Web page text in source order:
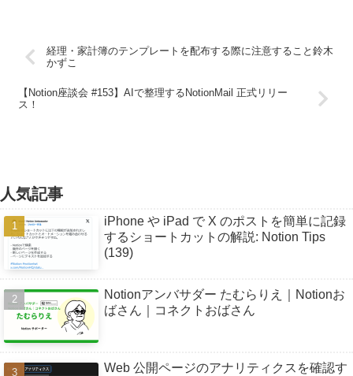
経理・家計簿のテンプレートを配布する際に注意すること鈴木
かずこ
【Notion座談会 #153】AIで整理するNotionMail 正式リリー
ス！
人気記事
iPhone や iPad で X のポストを簡単に記録
するショートカットの解説: Notion Tips
(139)
Notionアンバサダー たむらりえ｜Notionお
ばさん｜コネクトおばさん
Web 公開ページのアナリティクスを確認す